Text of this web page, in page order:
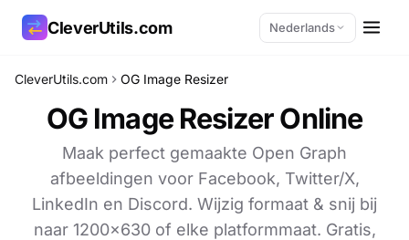
CleverUtils.com Nederlands
CleverUtils.com OG Image Resizer
OG Image Resizer Online
Maak perfect gemaakte Open Graph
afbeeldingen voor Facebook, Twitter/X,
LinkedIn en Discord. Wijzig formaat & snij bij
naar 1200×630 of elke platformmaat. Gratis,
Link kopiëren